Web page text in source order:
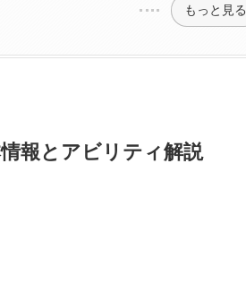
もっと見る
報とアビリティ解説